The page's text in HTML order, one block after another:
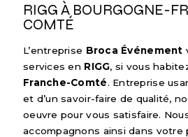
RIGG À BOURGOGNE-FRANCHE-
COMTÉ
L’entreprise Broca Événement
services en RIGG, si vous
Franche-Comté. Entreprise
et d’un savoir-faire de qualité,
oeuvre pour vous satisfaire.
accompagnons ainsi dans votre